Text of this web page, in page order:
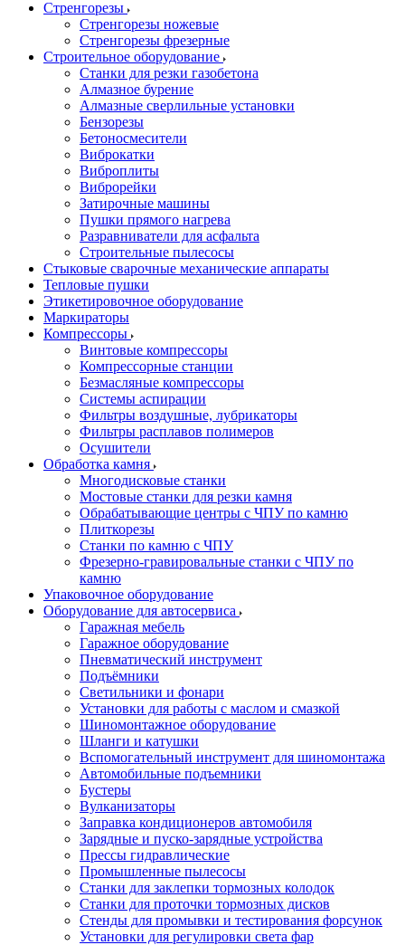
Стренгорезы
Стренгорезы ножевые
Стренгорезы фрезерные
Строительное оборудование
Станки для резки газобетона
Алмазное бурение
Алмазные сверлильные установки
Бензорезы
Бетоносмесители
Виброкатки
Виброплиты
Виброрейки
Затирочные машины
Пушки прямого нагрева
Разравниватели для асфальта
Строительные пылесосы
Стыковые сварочные механические аппараты
Тепловые пушки
Этикетировочное оборудование
Маркираторы
Компрессоры
Винтовые компрессоры
Компрессорные станции
Безмасляные компрессоры
Системы аспирации
Фильтры воздушные, лубрикаторы
Фильтры расплавов полимеров
Осушители
Обработка камня
Многодисковые станки
Мостовые станки для резки камня
Обрабатывающие центры с ЧПУ по камню
Плиткорезы
Станки по камню с ЧПУ
Фрезерно-гравировальные станки с ЧПУ по
камню
Упаковочное оборудование
Оборудование для автосервиса
Гаражная мебель
Гаражное оборудование
Пневматический инструмент
Подъёмники
Светильники и фонари
Установки для работы с маслом и смазкой
Шиномонтажное оборудование
Шланги и катушки
Вспомогательный инструмент для шиномонтажа
Автомобильные подъемники
Бустеры
Вулканизаторы
Заправка кондиционеров автомобиля
Зарядные и пуско-зарядные устройства
Прессы гидравлические
Промышленные пылесосы
Станки для заклепки тормозных колодок
Станки для проточки тормозных дисков
Стенды для промывки и тестирования форсунок
Установки для регулировки света фар